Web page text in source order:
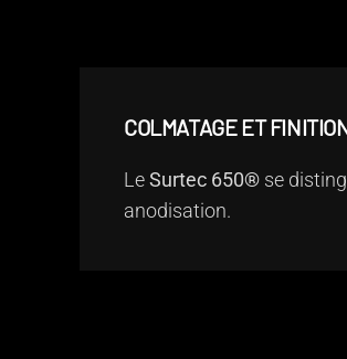
COLMATAGE ET
LeSurtec 650® se
anodisation.